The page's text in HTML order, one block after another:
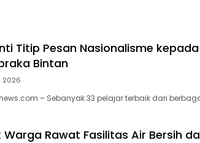
Titip Pesan Nasionalisme kepada
Bintan
2026
– Sebanyak 33 pelajar terbaik dari
Warga Rawat Fasilitas Air Bersih